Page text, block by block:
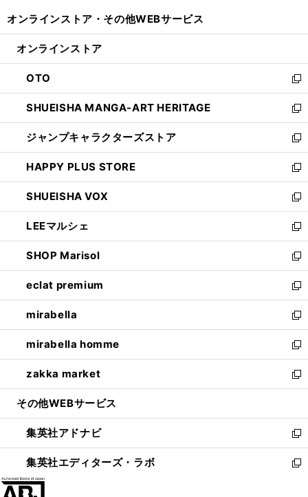
開
ン
ウ
で
開
く
ウ
ン
ド
ウ
で
開
く
オンラインストア・ その他WEBサービス
オンラインストア
OTO
新
し
い
ウ
ィ
ン
ド
ウ
で
開
く
SHUEISHA MANGA-ART HERITAGE
新
し
い
ウ
ィ
ン
ド
ウ
で
開
く
ジャンプキャラクターズストア
新
し
い
ウ
ィ
ン
ド
ウ
で
開
く
HAPPY PLUS STORE
新
し
い
ウ
ィ
ン
ド
ウ
で
開
く
SHUEISHA VOX
新
し
い
ウ
ィ
ン
ド
ウ
で
開
く
LEEマルシェ
新
し
い
ウ
ィ
ン
ド
ウ
で
開
く
SHOP Marisol
新
し
い
ウ
ィ
ン
ド
ウ
で
開
eclat premium
新
し
い
ウ
ィ
ン
ド
ウ
開
く
mirabella
新
し
い
ウ
ィ
ン
ウ
で
開
く
mirabella homme
新
し
い
ウ
ン
ド
ウ
で
zakka market
新
し
ウ
ィ
ン
ド
その他WEBサービス
集英社アドナビ
新
し
い
集英社エディターズ・ラボ
新